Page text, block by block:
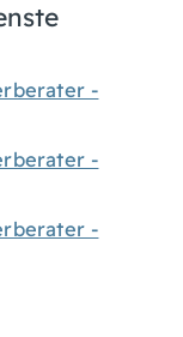
-
-
-